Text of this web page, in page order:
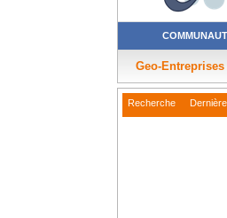
Geo-Entreprises
Recherche